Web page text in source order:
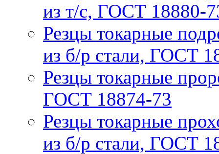
из т/с, ГОСТ 18880-
Резцы токарные
из б/р стали, ГОСТ
Резцы токарные
ГОСТ 18874-73
Резцы токарные
из б/р стали, ГОСТ